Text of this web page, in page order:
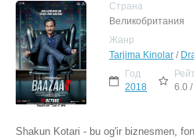
Страна
Великобритания
Жанр
Tarjima Kinolar /
Год
2018
6.0
Shakun Kotari - bu og'ir biznesmen,